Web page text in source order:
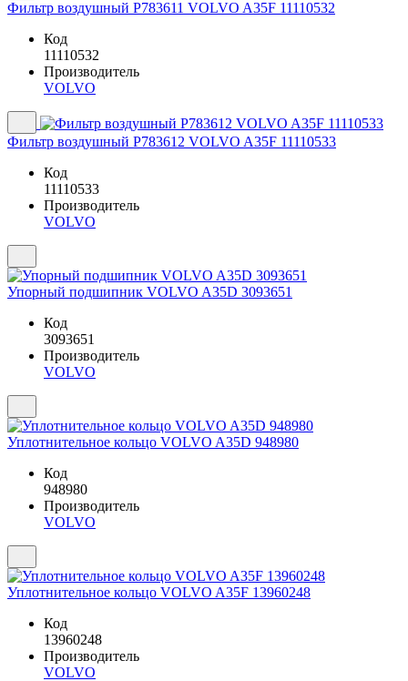
Фильтр воздушный P783611 VOLVO A35F 11110532
Код
11110532
Производитель
VOLVO
Фильтр воздушный P783612 VOLVO A35F 11110533
Код
11110533
Производитель
VOLVO
Упорный подшипник VOLVO A35D 3093651
Код
3093651
Производитель
VOLVO
Уплотнительное кольцо VOLVO A35D 948980
Код
948980
Производитель
VOLVO
Уплотнительное кольцо VOLVO A35F 13960248
Код
13960248
Производитель
VOLVO